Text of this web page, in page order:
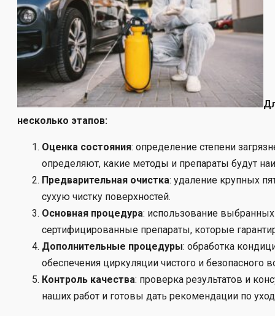
несколько этапов:
Оценка состояния: определение степени
определяют, какие методы и препараты будут
Предварительная очистка: удаление крупных
сухую чистку поверхностей.
Основная процедура: использование
сертифицированные препараты, которые
Дополнительные процедуры: обработка
обеспечения циркуляции чистого и безопасного
Контроль качества: проверка результатов и
наших работ и готовы дать рекомендации по